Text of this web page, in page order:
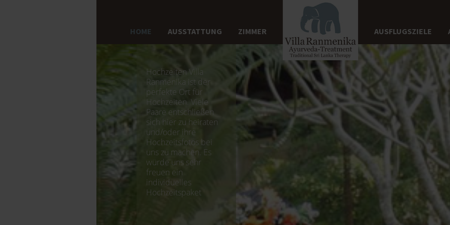
HOME AUSSTATTUNG ZIMMER AUSFLUGSZIELE
Hochzeiten Villa
Ranmenika ist der
perfekte Ort für
Hochzeiten. Viele
Paare entschließen
sich hier zu heiraten
und/oder ihre
Hochzeitsfotos bei
uns zu machen. Es
würde uns sehr
freuen ein
individuelles
Hochzeitspaket